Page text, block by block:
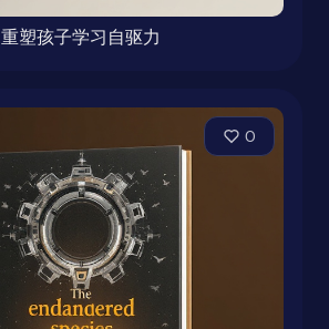
重塑孩子学习自驱力
0